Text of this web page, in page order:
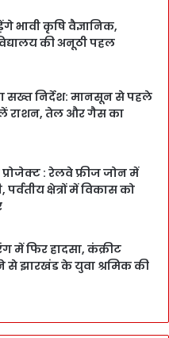
भावी कृषि वैज्ञानिक,
की अनूठी पहल
सख्त निर्देश: मानसून से पहले
लें राशन, तेल और गैस का
: रेलवे फ्रीज जोन में
क्षेत्रों में विकास को
में फिर हादसा, कंक्रीट
से झारखंड के युवा श्रमिक की